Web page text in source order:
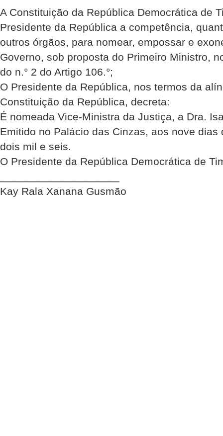
A Constituição da República Democrática de
Presidente da República a competência,
outros órgãos, para nomear, empossar e
Governo, sob proposta do Primeiro Ministro,
do n.° 2 do Artigo 106.°;
O Presidente da República, nos termos da
Constituição da República, decreta:
É nomeada Vice-Ministra da Justiça, a Dra.
Emitido no Palácio das Cinzas, aos nove dias
dois mil e seis.
O Presidente da República Democrática de
Kay Rala Xanana Gusmão